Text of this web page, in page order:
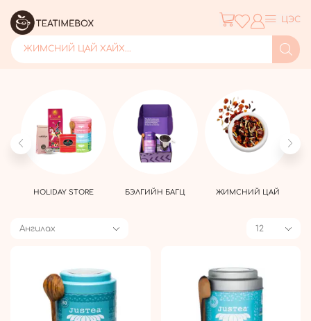
ЖИМСНИЙ ЦАЙ ХАЙХ...
ЦЭС
HOLIDAY STORE БЭЛГИЙН БАГЦ ЖИМСНИЙ ЦАЙ